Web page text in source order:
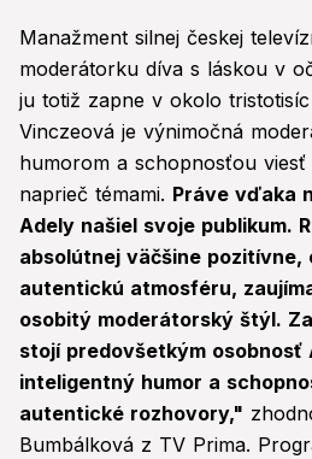
Manažment silnej českej
moderátorku díva s láskou v
ju totiž zapne v okolo
Vinczeová je výnimočná
humorom a schopnosťou
naprieč témami. Práve vďaka
Adely našiel svoje publikum.
absolútnej väčšine pozitívne,
autentickú atmosféru,
osobitý moderátorský štýl.
stojí predovšetkým osobnosť
inteligentný humor a
autentické rozhovory,"
Bumbálková z TV Prima.